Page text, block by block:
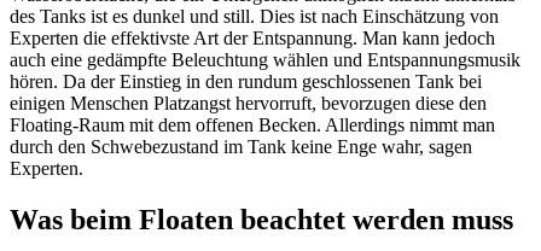
des Tanks ist es dunkel und still. Dies ist nach Einschätzung von
Experten die effektivste Art der Entspannung. Man kann jedoch
auch eine gedämpfte Beleuchtung wählen und Entspannungsmusik
hören. Da der Einstieg in den rundum geschlossenen Tank bei
einigen Menschen Platzangst hervorruft, bevorzugen diese den
Floating-Raum mit dem offenen Becken. Allerdings nimmt man
durch den Schwebezustand im Tank keine Enge wahr, sagen
Experten.
Was beim Floaten beachtet werden muss